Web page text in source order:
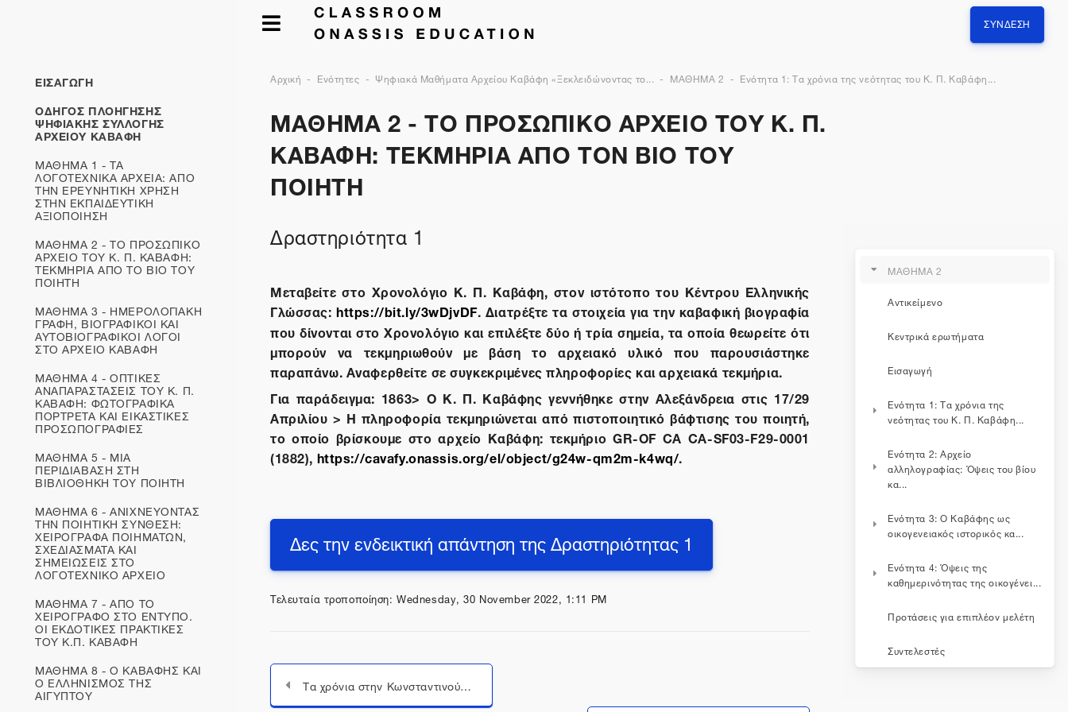
ΣΎΝΔΕΣΗ
Αρχική Ενότητες Ψηφιακά Μαθήματα Αρχείου Καβάφη «Ξεκλειδώνοντας το... ΜΑΘΗΜΑ 2 Ενότητα 1: Τα χρόνια της νεότητας του Κ. Π. Καβάφη...
ΜΑΘΗΜΑ 2 - ΤΟ ΠΡΟΣΩΠΙΚΟ ΑΡΧΕΙΟ ΤΟΥ Κ. Π.
ΚΑΒΑΦΗ: ΤΕΚΜΗΡΙΑ ΑΠΟ ΤΟΝ ΒΙΟ ΤΟΥ
ΠΟΙΗΤΗ
Δραστηριότητα 1
Μεταβείτε στο Χρονολόγιο Κ. Π. Καβάφη, στον ιστότοπο του Κέντρου Ελληνικής
Γλώσσας:https://bit.ly/3wDjvDF. Διατρέξτε τα στοιχεία για την καβαφική βιογραφία
που δίνονται στο Χρονολόγιο και επιλέξτε δύο ή τρία σημεία, τα οποία θεωρείτε ότι
μπορούν να τεκμηριωθούν με βάση το αρχειακό υλικό που παρουσιάστηκε
παραπάνω. Αναφερθείτε σε συγκεκριμένες πληροφορίες και αρχειακά τεκμήρια.
Για παράδειγμα: 1863> Ο Κ. Π. Καβάφης γεννήθηκε στην Αλεξάνδρεια στις 17/29
Απριλίου > Η πληροφορία τεκμηριώνεται από πιστοποιητικό βάφτισης του ποιητή,
το οποίο βρίσκουμε στο αρχείο Καβάφη: τεκμήριο GR-OF CA CA-SF03-F29-0001
(1882),https://cavafy.onassis.org/el/object/g24w-qm2m-k4wq/.
Δες την ενδεικτική απάντηση της Δραστηριότητας 1
Τελευταία τροποποίηση: Wednesday, 30 November 2022, 1:11 PM
Τα χρόνια στην Κωνσταντινούπολη
ΜΑΘΗΜΑ 2
Αντικείμενο
Κεντρικά ερωτήματα
Εισαγωγή
Ενότητα 1: Τα χρόνια της
νεότητας του Κ. Π. Καβάφη...
Ενότητα 2: Αρχείο
αλληλογραφίας: Όψεις του βίου
κα...
Ενότητα 3: Ο Καβάφης ως
οικογενειακός ιστορικός κα...
Ενότητα 4: Όψεις της
καθημερινότητας της οικογένει...
Προτάσεις για επιπλέον μελέτη
Συντελεστές
ΕΙΣΑΓΩΓΗ
ΟΔΗΓΟΣ ΠΛΟΗΓΗΣΗΣ
ΨΗΦΙΑΚΗΣ ΣΥΛΛΟΓΗΣ
ΑΡΧΕΙΟΥ ΚΑΒΑΦΗ
ΜΑΘΗΜΑ 1 - ΤΑ
ΛΟΓΟΤΕΧΝΙΚΑ ΑΡΧΕΙΑ: ΑΠΟ
ΤΗΝ ΕΡΕΥΝΗΤΙΚΗ ΧΡΗΣΗ
ΣΤΗΝ ΕΚΠΑΙΔΕΥΤΙΚΗ
ΑΞΙΟΠΟΙΗΣΗ
ΜΑΘΗΜΑ 2 - ΤΟ ΠΡΟΣΩΠΙΚΟ
ΑΡΧΕΙΟ ΤΟΥ Κ. Π. ΚΑΒΑΦΗ:
ΤΕΚΜΗΡΙΑ ΑΠΟ ΤΟ ΒΙΟ ΤΟΥ
ΠΟΙΗΤΗ
ΜΑΘΗΜΑ 3 - ΗΜΕΡΟΛΟΓΙΑΚΗ
ΓΡΑΦΗ, ΒΙΟΓΡΑΦΙΚΟΙ ΚΑΙ
ΑΥΤΟΒΙΟΓΡΑΦΙΚOΙ ΛΟΓΟΙ
ΣΤΟ ΑΡΧΕΙΟ ΚΑΒΑΦΗ
ΜΑΘΗΜΑ 4 - ΟΠΤΙΚΕΣ
ΑΝΑΠΑΡΑΣΤΑΣΕΙΣ ΤΟΥ Κ. Π.
ΚΑΒΑΦΗ: ΦΩΤΟΓΡΑΦΙΚΑ
ΠΟΡΤΡΕΤΑ ΚΑΙ ΕΙΚΑΣΤΙΚΕΣ
ΠΡΟΣΩΠΟΓΡΑΦΙΕΣ
ΜΑΘΗΜΑ 5 - ΜΙΑ
ΠΕΡΙΔΙΑΒΑΣΗ ΣΤΗ
ΒΙΒΛΙΟΘΗΚΗ ΤΟΥ ΠΟΙΗΤΗ
ΜΑΘΗΜΑ 6 - ΑΝΙΧΝΕΥΟΝΤΑΣ
ΤΗΝ ΠΟΙΗΤΙΚΗ ΣΥΝΘΕΣΗ:
ΧΕΙΡΟΓΡΑΦΑ ΠΟΙΗΜΑΤΩΝ,
ΣΧΕΔΙΑΣΜΑΤΑ ΚΑΙ
ΣΗΜΕΙΩΣΕΙΣ ΣΤΟ
ΛΟΓΟΤΕΧΝΙΚΟ ΑΡΧΕΙΟ
ΜΑΘΗΜΑ 7 - ΑΠΟ ΤΟ
ΧΕΙΡΟΓΡΑΦΟ ΣΤΟ ΕΝΤΥΠΟ.
ΟΙ ΕΚΔΟΤΙΚΕΣ ΠΡΑΚΤΙΚΕΣ
ΤΟΥ Κ.Π. ΚΑΒΑΦΗ
ΜΑΘΗΜΑ 8 - Ο ΚΑΒΑΦΗΣ ΚΑΙ
Ο ΕΛΛΗΝΙΣΜΟΣ ΤΗΣ
ΑΙΓΥΠΤΟΥ